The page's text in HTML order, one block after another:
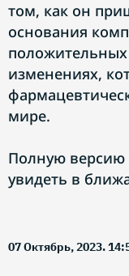
том, как он
основания
изменениях,
мире.
Полную
увидеть в
07 Октябрь, 2023.